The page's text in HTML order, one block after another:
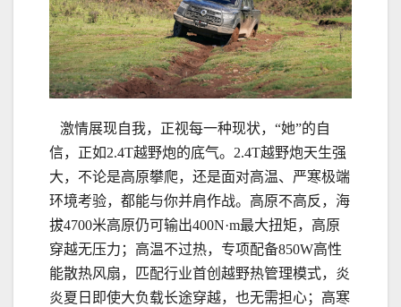
激情展现自我，正视每一种现状，“她”的自
信，正如2.4T越野炮的底气。2.4T越野炮天生强
大，不论是高原攀爬，还是面对高温、严寒极端
环境考验，都能与你并肩作战。高原不高反，海
拔4700米高原仍可输出400N·m最大扭矩，高原
穿越无压力；高温不过热，专项配备850W高性
能散热风扇，匹配行业首创越野热管理模式，炎
炎夏日即使大负载长途穿越，也无需担心；高寒